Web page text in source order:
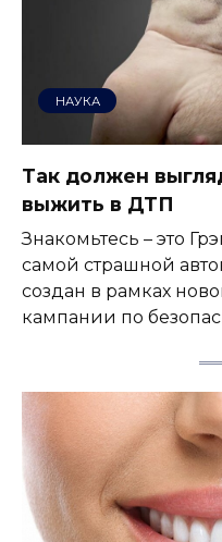
НАУКА
Так должен
выжить в ДТП
Знакомьтесь – это
самой страшной
создан в рамках
кампании по